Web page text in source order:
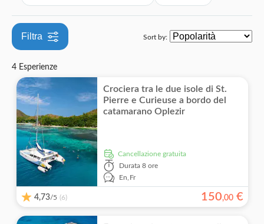
Visita guidata
Pasti inclusi
Cancellazione gratuita
Conferma istantanea
Barche
Storia e cultura
Imperdibili
Turismo e tradizioni
Attività
Attività acquatiche
Filtra Sort by:
4 Esperienze
Crociera tra le due isole di St.
Pierre e Curieuse a bordo del
catamarano Oplezir
Cancellazione gratuita
Durata 8 ore
En,Fr
4,73/5 (6) 150,00 €